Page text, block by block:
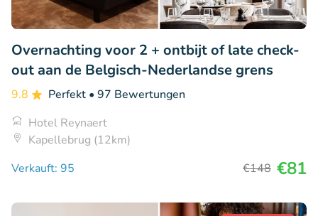
Overnachting voor 2 + ontbijt of late check-
out aan de Belgisch-Nederlandse grens
9.8 Perfekt • 97 Bewertungen
Hotel Reynaert
Kapellebrug (12km)
Verkauft: 95
€148 €81